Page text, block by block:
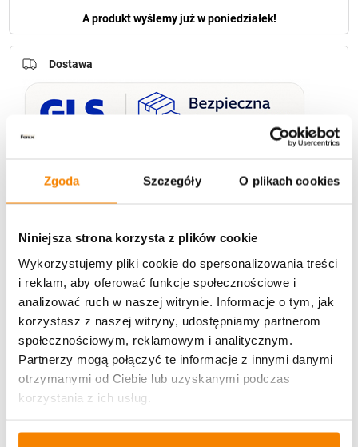
Zgoda Szczegóły O plikach cookies
Niniejsza strona korzysta z plików cookie
Wykorzystujemy pliki cookie do spersonalizowania treści
i reklam, aby oferować funkcje społecznościowe i
analizować ruch w naszej witrynie. Informacje o tym, jak
korzystasz z naszej witryny, udostępniamy partnerom
społecznościowym, reklamowym i analitycznym.
Partnerzy mogą połączyć te informacje z innymi danymi
otrzymanymi od Ciebie lub uzyskanymi podczas
korzystania z ich usług.
Potrzebujesz większą ilość? Zapraszamy do naszej
hurtowniiPrzejdź do hurtowni B2B
Dostawa
Darmowa dostawa:
od 49 zł
Metody płatności
A produkt wyślemy już w poniedziałek!